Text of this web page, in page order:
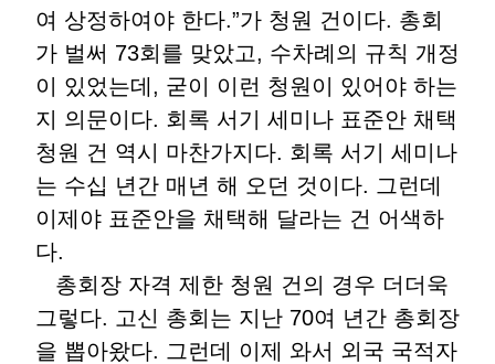
여 상정하여야 한다.”가 청원 건이다. 총회
가 벌써 73회를 맞았고, 수차례의 규칙 개정
이 있었는데, 굳이 이런 청원이 있어야 하는
지 의문이다. 회록 서기 세미나 표준안 채택
청원 건 역시 마찬가지다. 회록 서기 세미나
는 수십 년간 매년 해 오던 것이다. 그런데
이제야 표준안을 채택해 달라는 건 어색하
다.
총회장 자격 제한 청원 건의 경우 더더욱
그렇다. 고신 총회는 지난 70여 년간 총회장
을 뽑아왔다. 그런데 이제 와서 외국 국적자